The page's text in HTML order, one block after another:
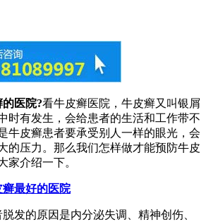
医院?看牛皮癣医院，牛皮癣又叫银屑
时有发生，会给患者的生活和工作带不
牛皮癣患者要承受别人一样的眼光，会
的压力。那么我们怎样做才能预防牛皮
家介绍一下。
癣最好的医院
发的原因是内分泌失调、精神创伤、